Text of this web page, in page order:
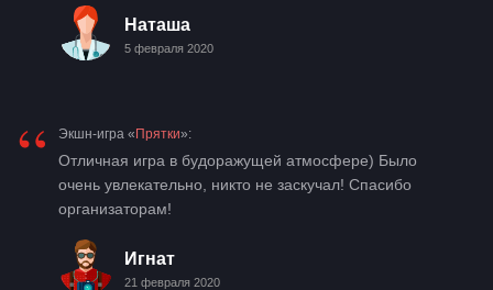
Наташа
5 февраля 2020
“ Экшн-игра « Прятки»:
Отличная игра в будоражущей атмосфере) Было
очень увлекательно, никто не заскучал! Спасибо
организаторам!
Игнат
21 февраля 2020